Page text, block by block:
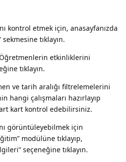
kontrol etmek için, anasayfanızda
tıklayın.
etkinliklerini
tıklayın.
ve tarih aralığı filtrelemelerini
hangi çalışmaları hazırlayıp
kart kontrol edebilirsiniz.
görüntüleyebilmek için
modülüne tıklayıp,
seçeneğine tıklayın.